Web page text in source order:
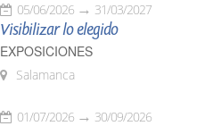
05/06/2026 31/03/2027
Visibilizar lo elegido
EXPOSICIONES
Salamanca
01/07/2026 30/09/2026